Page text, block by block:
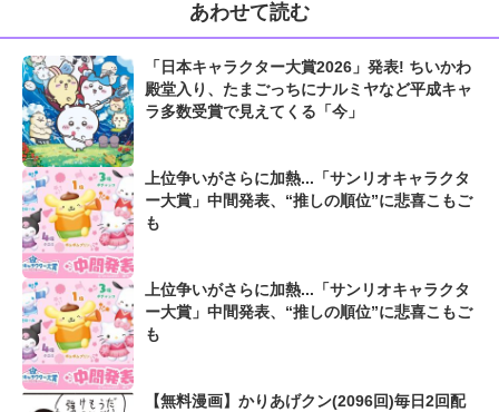
あわせて読む
「日本キャラクター大賞2026」発表! ちいかわ
殿堂入り、たまごっちにナルミヤなど平成キャ
ラ多数受賞で見えてくる「今」
上位争いがさらに加熱...「サンリオキャラクタ
ー大賞」中間発表、“推しの順位”に悲喜こもご
も
上位争いがさらに加熱...「サンリオキャラクタ
ー大賞」中間発表、“推しの順位”に悲喜こもご
も
【無料漫画】かりあげクン(2096回)毎日2回配